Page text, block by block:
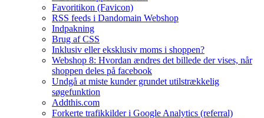
Favoritikon (Favicon)
RSS feeds i Dandomain Webshop
Indpakning
Brug af CSS
Inklusiv eller eksklusiv moms i shoppen?
Webshop 8: Hvordan ændres det billede der vises, når
shoppen deles på facebook
Undgå at miste kunder grundet utilstrækkelig
søgefunktion
Addthis.com
Forkerte trafikkilder i Google Analytics (referral)